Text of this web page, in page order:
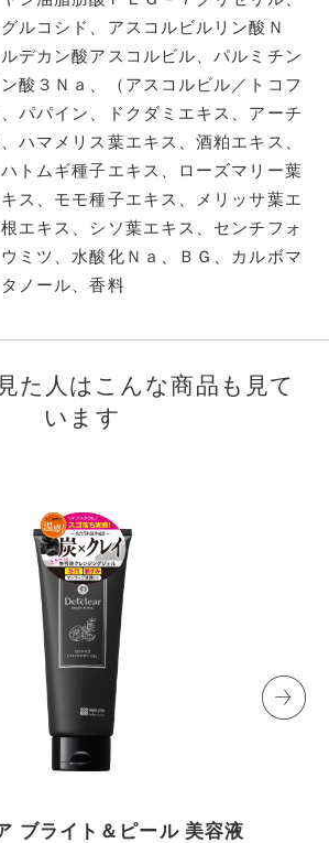
ルコシド、アスコルビルリン酸Ｎ
デカン酸アスコルビル、パルミチン
酸３Ｎａ、（アスコルビル／トコフ
パパイン、ドクダミエキス、アーチ
ハマメリス葉エキス、酒粕エキス、
トムギ種子エキス、ローズマリー葉
ス、モモ種子エキス、メリッサ葉エ
エキス、シソ葉エキス、センチフォ
ミツ、水酸化Ｎａ、ＢＧ、カルボマ
ノール、香料
た人はこんな商品も見て
います
ブライト＆ピール 美容液